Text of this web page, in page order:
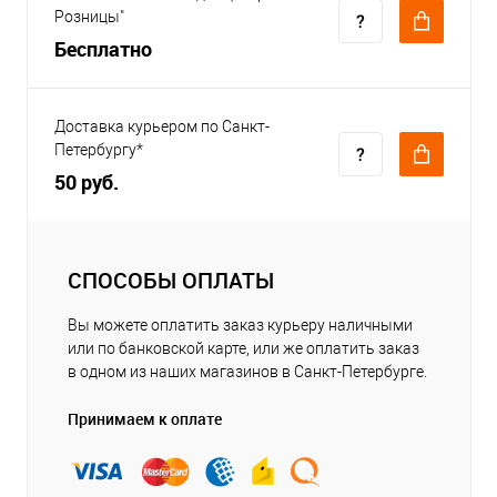
Розницы"
Бесплатно
Доставка курьером по Санкт-
Петербургу*
50 руб.
СПОСОБЫ ОПЛАТЫ
Вы можете оплатить заказ курьеру наличными
или по банковской карте, или же оплатить заказ
в одном из наших магазинов в Санкт-Петербурге.
Принимаем к оплате